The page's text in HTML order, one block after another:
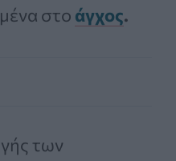
στο άγχος.
των